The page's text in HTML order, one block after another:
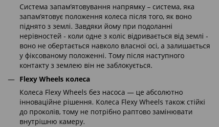
Система запам’ятовування напрямку – система, яка
запам’ятовує положення колеса після того, як воно
піднято з землі. Завдяки йому при подоланні
нерівностей - коли одне з коліс відривається від землі -
воно не обертається навколо власної осі, а залишається
у фіксованому положенні. Тому після наступного
контакту з землею він не заблокується.
Flexy Wheels колеса
Колеса Flexy Wheels без насоса — це абсолютно
інноваційне рішення. Колеса Flexy Wheels також стійкі
до проколів, тому не потрібно раптово замінювати
внутрішню камеру.